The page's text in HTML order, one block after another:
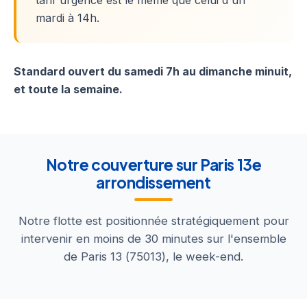
mardi à 14h.
Standard ouvert du samedi 7h au dimanche minuit,
et toute la semaine.
Notre couverture sur Paris 13e
arrondissement
Notre flotte est positionnée stratégiquement pour
intervenir en moins de 30 minutes sur l'ensemble
de Paris 13 (75013), le week-end.